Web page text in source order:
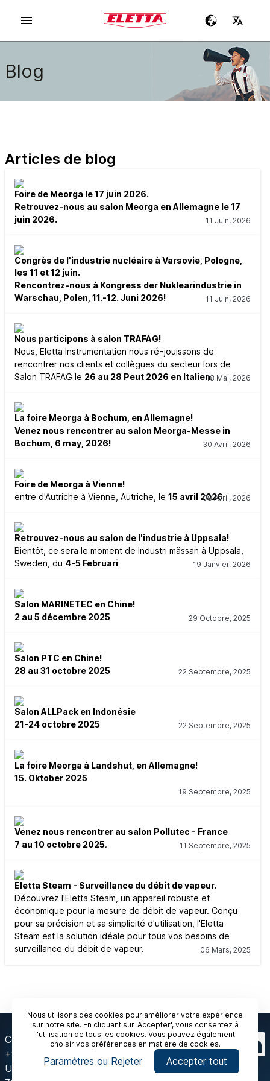
Blog
Articles de blog
Foire de Meorga le 17 juin 2026.
Retrouvez-nous au salon Meorga en Allemagne le 17
juin 2026.
11 Juin, 2026
Congrès de l'industrie nucléaire à Varsovie, Pologne,
les 11 et 12 juin.
Rencontrez-nous à Kongress der Nuklearindustrie in
Warschau, Polen, 11.-12. Juni 2026!
11 Juin, 2026
Nous participons à salon TRAFAG!
Nous, Eletta Instrumentation nous ré¬jouissons de
rencontrer nos clients et collègues du secteur lors de
Salon TRAFAG le 26 au 28 Peut 2026 en Italien.18 Mai, 2026
La foire Meorga à Bochum, en Allemagne!
Venez nous rencontrer au salon Meorga-Messe in
Bochum, 6 may, 2026!
30 Avril, 2026
Foire de Meorga à Vienne!
entre d'Autriche à Vienne, Autriche, le 15 avril 202608 Avril, 2026
Retrouvez-nous au salon de l'industrie à Uppsala!
Bientôt, ce sera le moment de Industri mässan à Uppsala,
Sweden, du 4-5 Februari 19 Janvier, 2026
Salon MARINETEC en Chine!
2 au 5 décembre 2025
29 Octobre, 2025
Salon PTC en Chine!
28 au 31 octobre 2025
22 Septembre, 2025
Salon ALLPack en Indonésie
21-24 octobre 2025
22 Septembre, 2025
La foire Meorga à Landshut, en Allemagne!
15. Oktober 2025
19 Septembre, 2025
Venez nous rencontrer au salon Pollutec - France
7 au 10 octobre 2025. 11 Septembre, 2025
Eletta Steam - Surveillance du débit de vapeur.
Découvrez l'Eletta Steam, un appareil robuste et
économique pour la mesure de débit de vapeur. Conçu
pour sa précision et sa simplicité d'utilisation, l'Eletta
Steam est la solution idéale pour tous vos besoins de
surveillance du débit de vapeur.
06 Mars, 2025
Nous utilisons des cookies pour améliorer votre expérience
sur notre site. En cliquant sur 'Accepter', vous consentez à
l'utilisation de tous les cookies. Vous pouvez également
choisir vos préférences en matière de cookies.
Paramètres ou Rejeter Accepter tout
Contactez-nous
+91 120 429 2444
Unit-175, Tower-A,